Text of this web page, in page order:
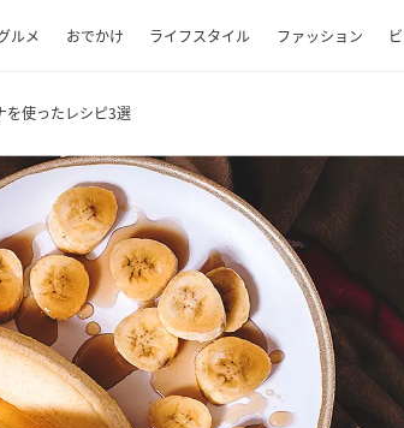
ルメ おでかけ ライフスタイル ファッション
を使ったレシピ3選